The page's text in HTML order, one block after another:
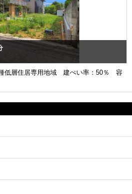
低層住居専用地域 建ぺい率：50％ 容